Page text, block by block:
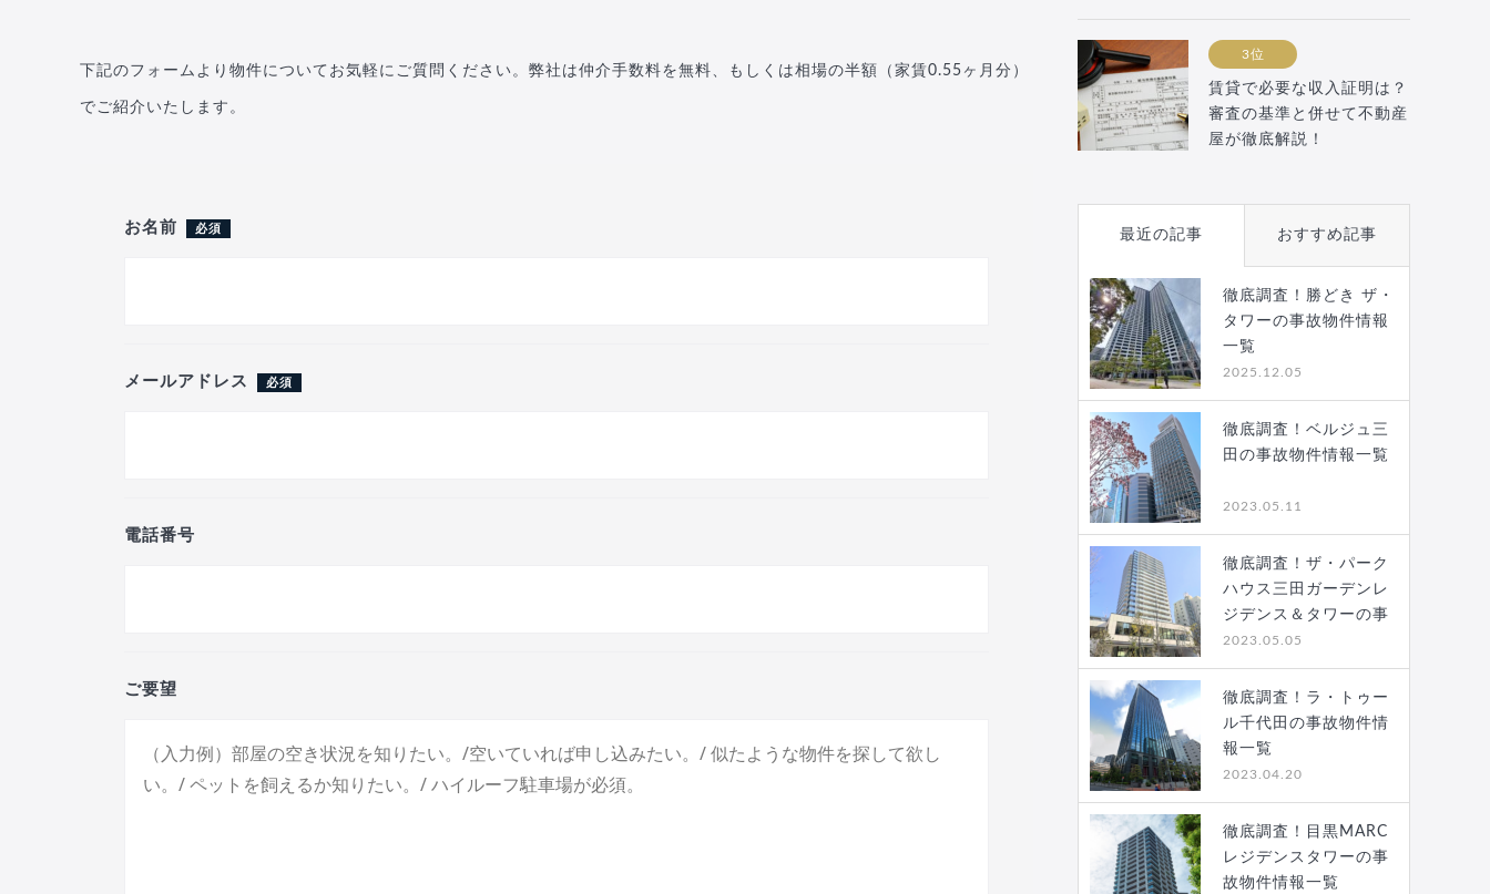
下記のフォームより物件についてお気軽にご質問ください。弊社は仲介手数料を無料、もしくは相場の半額（家賃0.55ヶ月分）
でご紹介いたします。
お名前 必須
メールアドレス 必須
電話番号
ご要望
3位
賃貸で必要な収入証明は？
審査の基準と併せて不動産
屋が徹底解説！
最近の記事 おすすめ記事
徹底調査！勝どき ザ・
タワーの事故物件情報
一覧
2025.12.05
徹底調査！ベルジュ三
田の事故物件情報一覧
2023.05.11
徹底調査！ザ・パーク
ハウス三田ガーデンレ
ジデンス＆タワーの事
故…
2023.05.05
徹底調査！ラ・トゥー
ル千代田の事故物件情
報一覧
2023.04.20
徹底調査！目黒MARC
レジデンスタワーの事
故物件情報一覧